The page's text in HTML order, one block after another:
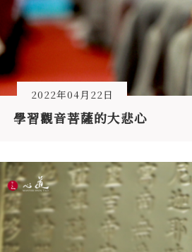
2022年04月22日
學習觀音菩薩的大悲心